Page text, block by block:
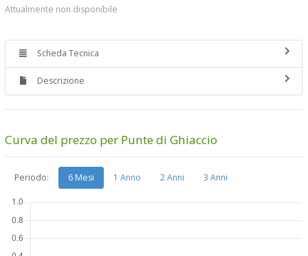
Attualmente non disponibile
Scheda Tecnica
Descrizione
Curva del prezzo per Punte di Ghiaccio
Periodo: 6 Mesi 1 Anno 2 Anni 3 Anni